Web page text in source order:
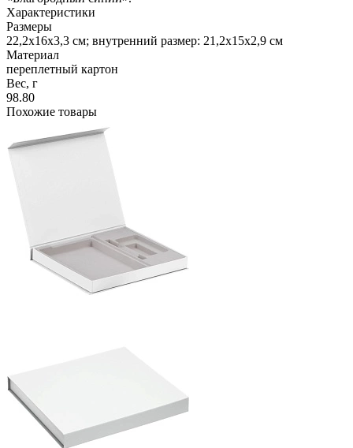
Характеристики
Размеры
22,2х16х3,3 см; внутренний размер: 21,2х15х2,9 см
Материал
переплетный картон
Вес, г
98.80
Похожие товары